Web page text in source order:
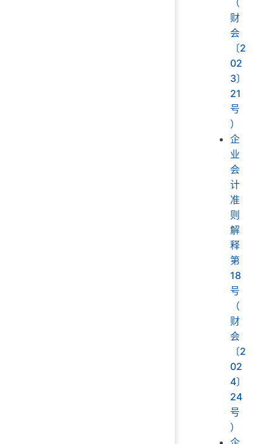
（
财
会
〔2
02
3〕
21
号
）
企
业
会
计
准
则
解
释
第
18
号
（
财
会
〔2
02
4〕
24
号
）